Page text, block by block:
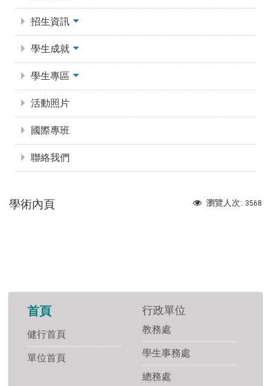
招生資訊
學生成就
學生專區
活動照片
國際專班
聯絡我們
瀏覽人次: 3568
學術內頁
首頁
健行首頁
單位首頁
行政單位
教務處
學生事務處
總務處